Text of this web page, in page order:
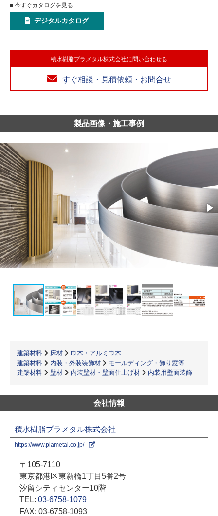
■ 今すぐカタログを見る
デジタルカタログ
積水樹脂プラメタル株式会社に問い合わせる
すぐ相談・見積依頼・お問合せ
製品画像・施工事例
建築材料 床材
巾木・アルミ巾木
建築材料
内装・外装装飾材
モールディング・飾り窓等
建築材料
壁材 内装壁材・壁面仕上げ材 内装用壁面装飾
会社情報
積水樹脂プラメタル株式会社
https://www.plametal.co.jp/
〒105-7110
東京都港区東新橋1丁目5番2号
汐留シティセンター10階
TEL: 03-6758-1079
FAX: 03-6758-1093